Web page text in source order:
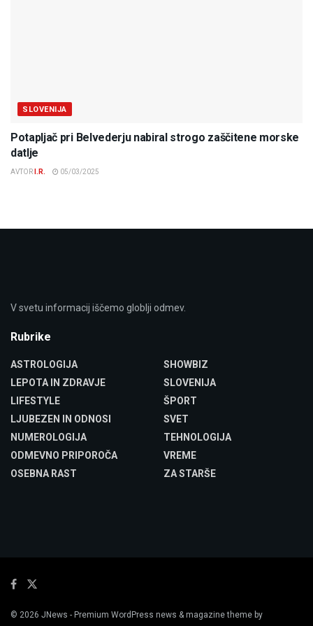
SLOVENIJA
Potapljač pri Belvederju nabiral strogo zaščitene morske
datlje
AVTOR I.R. 05/03/2025
V svetu informacij iščemo globlji odmev.
Rubrike
ASTROLOGIJA
LEPOTA IN ZDRAVJE
LIFESTYLE
LJUBEZEN IN ODNOSI
NUMEROLOGIJA
ODMEVNO PRIPOROČA
OSEBNA RAST
SHOWBIZ
SLOVENIJA
ŠPORT
SVET
TEHNOLOGIJA
VREME
ZA STARŠE
© 2026 JNews - Premium WordPress news & magazine theme by